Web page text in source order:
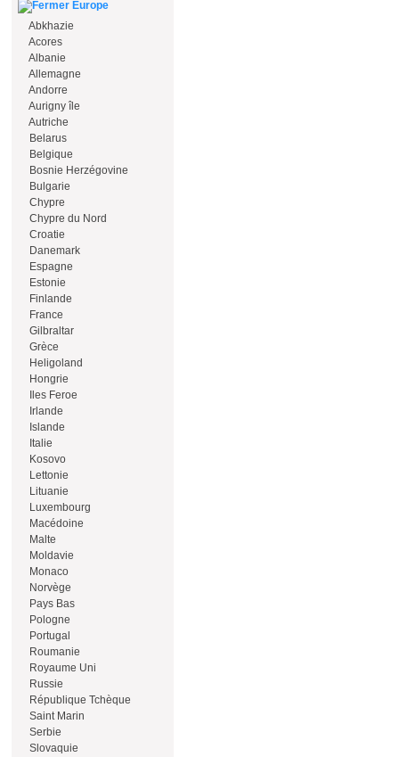
Europe
Abkhazie
Acores
Albanie
Allemagne
Andorre
Aurigny île
Autriche
Belarus
Belgique
Bosnie Herzégovine
Bulgarie
Chypre
Chypre du Nord
Croatie
Danemark
Espagne
Estonie
Finlande
France
Gilbraltar
Grèce
Heligoland
Hongrie
Iles Feroe
Irlande
Islande
Italie
Kosovo
Lettonie
Lituanie
Luxembourg
Macédoine
Malte
Moldavie
Monaco
Norvège
Pays Bas
Pologne
Portugal
Roumanie
Royaume Uni
Russie
République Tchèque
Saint Marin
Serbie
Slovaquie